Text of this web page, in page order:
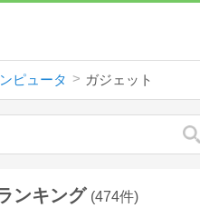
ピュータ ガジェット
ンキング (474件)